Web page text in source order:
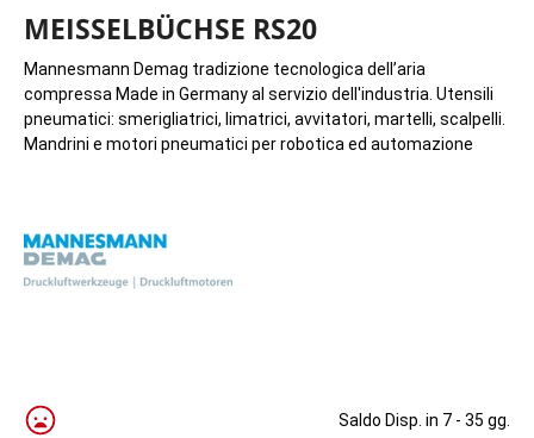
MEISSELBÜCHSE RS20
Mannesmann Demag tradizione tecnologica dell’aria
compressa Made in Germany al servizio dell'industria. Utensili
pneumatici: smerigliatrici, limatrici, avvitatori, martelli, scalpelli.
Mandrini e motori pneumatici per robotica ed automazione
Saldo Disp. in 7 - 35 gg.